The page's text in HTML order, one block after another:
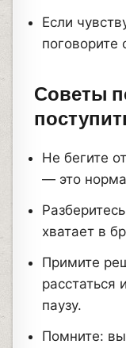
Если
поговорите
Советы
Не бегите
— это
хватает в
Примите
расстаться
паузу.
Помните: